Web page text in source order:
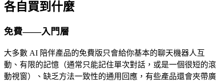
各自買到什麼
免費——入門層
大多數 AI 陪伴產品的免費版只會給你基本的聊天機器人互
動、有限的記憶（通常只能記住單次對話，或是一個很短的滾
動視窗）、缺乏方法一致性的通用回應，有些產品還會夾帶廣